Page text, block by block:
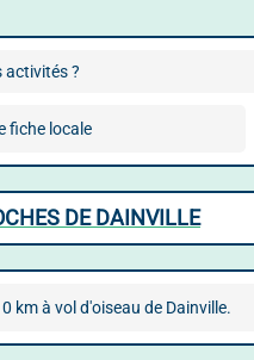
activités ?
fiche locale
DE DAINVILLE
km à vol d'oiseau de Dainville.